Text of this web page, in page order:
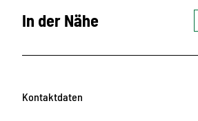
In der Nähe
Kontaktdaten